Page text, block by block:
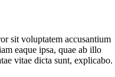
sit voluptatem accusantium
eaque ipsa, quae ab illo
vitae dicta sunt, explicabo.